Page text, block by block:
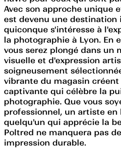
Avec son approche unique
est devenu une
quiconque s'intéresse à
la photographie à Lyon. En
vous serez plongé dans un
visuelle et d'expression
soigneusement
vibrante du magasin
captivante qui célèbre la
photographie. Que vous
professionnel, un artiste
quelqu'un qui apprécie la
Poltred ne manquera pas
impression durable.